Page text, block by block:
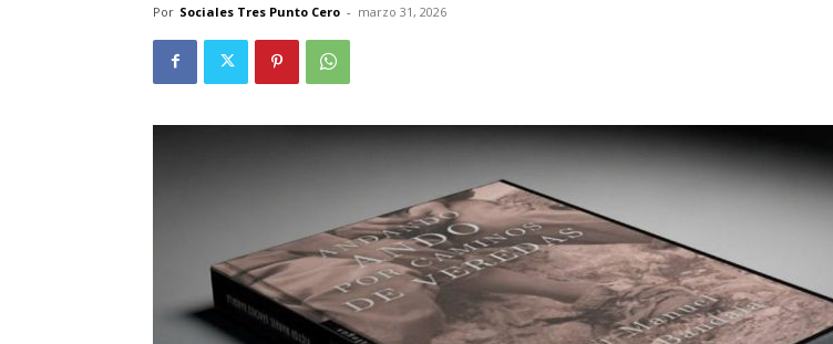
Por Sociales Tres Punto Cero - marzo 31, 2026